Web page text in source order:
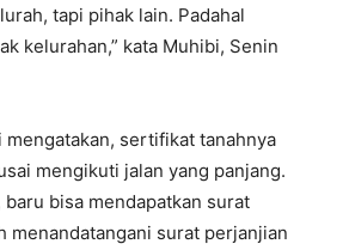
tapi pihak lain. Padahal
kelurahan,” kata Muhibi, Senin
sertifikat tanahnya
mengikuti jalan yang panjang.
baru bisa mendapatkan surat
menandatangani surat perjanjian